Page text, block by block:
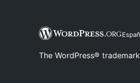
The WordPress®